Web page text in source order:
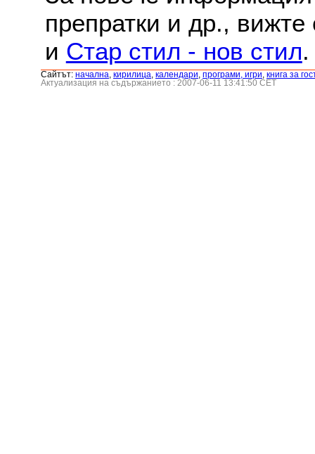
препратки и др.,
и Стар стил - нов стил.
Сайтът: началнa кирилица календари програми, игри книга за
Актуализация на съдържанието : 2007-06-11 13:41:50 CET